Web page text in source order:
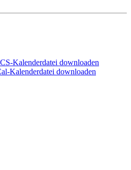
Kalenderdatei downloaden
Kalenderdatei downloaden